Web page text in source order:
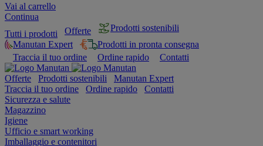
Vai al carrello
Continua
Tutti i prodotti
Offerte
Prodotti sostenibili
Manutan Expert
Prodotti in pronta consegna
Traccia il tuo ordine
Ordine rapido Contatti
Offerte Prodotti sostenibili
Manutan Expert
Traccia il tuo ordine
Ordine rapido
Contatti
Sicurezza e salute
Magazzino
Igiene
Ufficio e smart working
Imballaggio e contenitori